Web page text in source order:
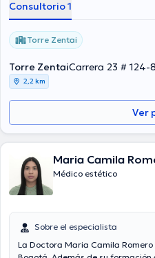
Consultorio 1
Torre Zentai
Torre ZentaiCarrera 23 # 124-
2,2 km
Ver
Maria Camila
Médico estético
Sobre el especialista
La Doctora Maria Camila